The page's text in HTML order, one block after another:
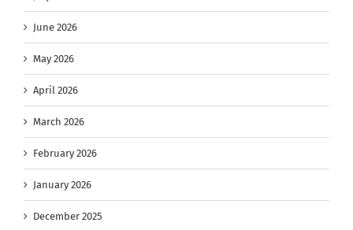
June 2026
May 2026
April 2026
March 2026
February 2026
January 2026
December 2025